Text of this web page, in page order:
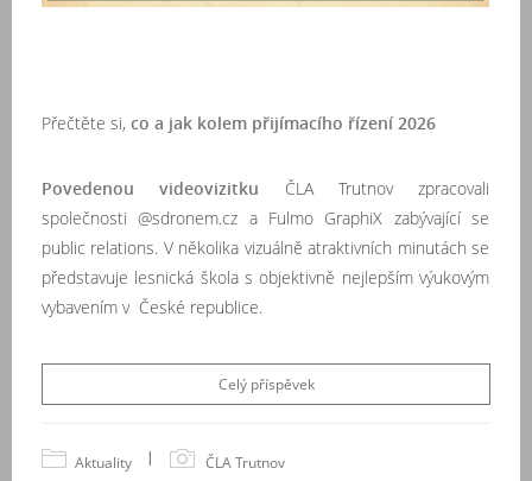
Přečtěte si, co a jak kolem přijímacího řízení 2026
Povedenou videovizitku ČLA Trutnov zpracovali
společnosti @sdronem.cz a Fulmo GraphiX zabývající se
public relations. V několika vizuálně atraktivních minutách se
představuje lesnická škola s objektivně nejlepším výukovým
vybavením v České republice.
Celý příspěvek
Aktuality | ČLA Trutnov